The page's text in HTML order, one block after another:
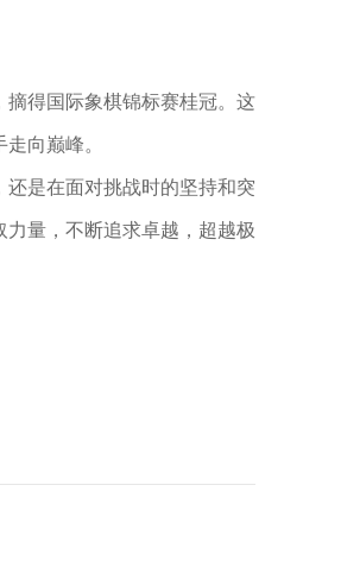
得国际象棋锦标赛桂冠。这
向巅峰。
是在面对挑战时的坚持和突
量，不断追求卓越，超越极